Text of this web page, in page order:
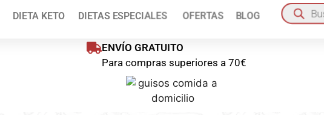
Pídelo aquí
ENVÍO GRATUITO
Para compras superiores a 70€
DIETA KETO DIETAS ESPECIALES OFERTAS BLOG